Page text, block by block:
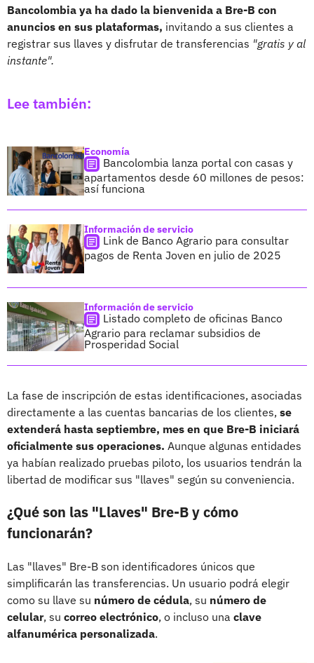
Bancolombia ya ha dado la bienvenida a Bre-B con
anuncios en sus plataformas, invitando a sus clientes a
registrar sus llaves y disfrutar de transferencias "gratis y al
instante".
Lee también:
Economía
Bancolombia lanza portal con casas y
apartamentos desde 60 millones de pesos:
así funciona
Información de servicio
Link de Banco Agrario para consultar
pagos de Renta Joven en julio de 2025
Información de servicio
Listado completo de oficinas Banco
Agrario para reclamar subsidios de
Prosperidad Social
La fase de inscripción de estas identificaciones, asociadas
directamente a las cuentas bancarias de los clientes, se
extenderá hasta septiembre, mes en que Bre-B iniciará
oficialmente sus operaciones. Aunque algunas entidades
ya habían realizado pruebas piloto, los usuarios tendrán la
libertad de modificar sus "llaves" según su conveniencia.
¿Qué son las "Llaves" Bre-B y cómo
funcionarán?
Las "llaves" Bre-B son identificadores únicos que
simplificarán las transferencias. Un usuario podrá elegir
como su llave su número de cédula, su número de
celular, su correo electrónico, o incluso una clave
alfanumérica personalizada.